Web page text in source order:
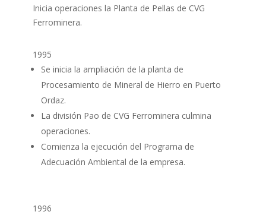
Inicia operaciones la Planta de Pellas de CVG
Ferrominera.
1995
Se inicia la ampliación de la planta de
Procesamiento de Mineral de Hierro en Puerto
Ordaz.
La división Pao de CVG Ferrominera culmina
operaciones.
Comienza la ejecución del Programa de
Adecuación Ambiental de la empresa.
1996